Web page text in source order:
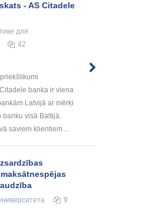
- AS Citadele
для
42
banka ir viena
Latvijā ar mērķi
banku visā Baltijā.
saviem klientiem ...
9